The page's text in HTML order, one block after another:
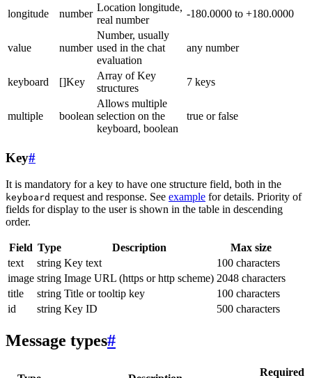
longitude
number
Location longitude,
real number
-180.0000 to +180.0000
value number
Number, usually
used in the chat
evaluation
any number
keyboard []Key
Array of Key
structures
7 keys
multiple boolean
Allows multiple
selection on the
keyboard, boolean
true or false
Key#
It is mandatory for a key to have one structure field, both in the
keyboard request and response. See example for details. Priority of
fields for display to the user is shown in the table in descending
order.
Field Type Description
Max size
text
string Key text
100 characters
image string Image URL (https or http scheme) 2048 characters
title
string Title or tooltip key
100 characters
id
string Key ID 500 characters
Message types#
Required